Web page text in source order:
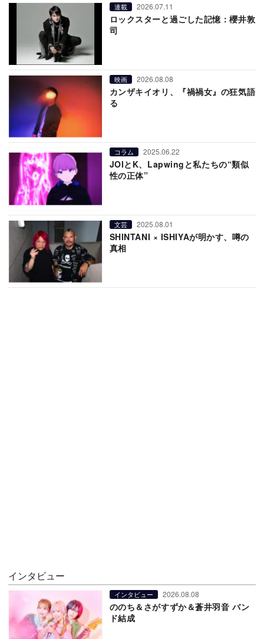
連載 2026.07.11
ロックスターと過ごした記憶：櫻井敦
司
映画 2026.08.08
カンザキイオリ、『禍禍女』の狂気語
る
コラム 2025.06.22
JOIとK、Lapwingと私たちの“類似
性の正体”
文芸 2025.08.01
SHINTANI × ISHIYAが明かす、噂の
真相
インタビュー
インタビュー 2026.08.08
ののち＆さがすずか＆蒼井羽音 バン
ド結成